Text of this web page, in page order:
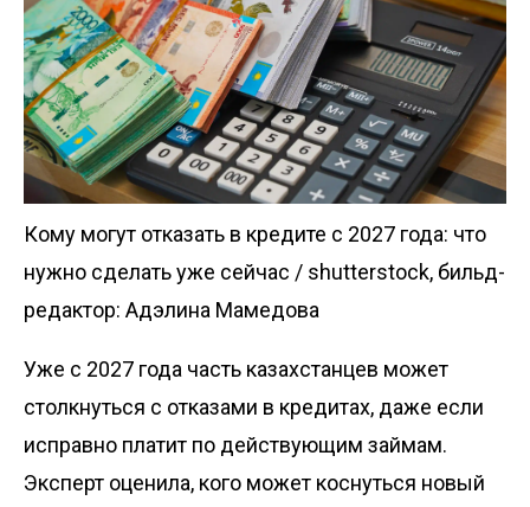
Кому могут отказать в кредите с 2027 года: что
нужно сделать уже сейчас / shutterstock, бильд-
редактор: Адэлина Мамедова
Уже с 2027 года часть казахстанцев может
столкнуться с отказами в кредитах, даже если
исправно платит по действующим займам.
Эксперт оценила, кого может коснуться новый